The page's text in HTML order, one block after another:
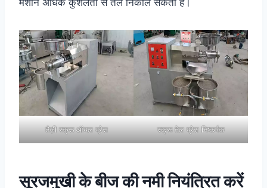
मशीन अधिक कुशलता से तेल निकाल सकती है।
तैज़ी स्क्रू ऑयल प्रेस स्क्रू तेल प्रेस निष्कर्षक
सूरजमुखी के बीज की नमी नियंत्रित करें